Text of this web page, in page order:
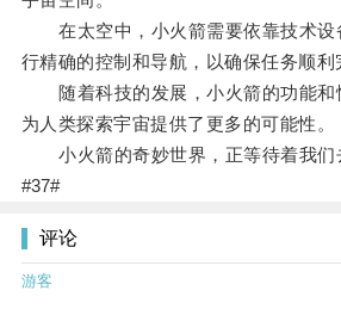
在太空中，小火箭需要依靠技术设
行精确的控制和导航，以确保任务顺利
随着科技的发展，小火箭的功能和
为人类探索宇宙提供了更多的可能性。
小火箭的奇妙世界，正等待着我们
#37#
评论
游客